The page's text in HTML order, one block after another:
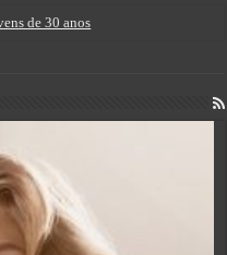
de 30 anos